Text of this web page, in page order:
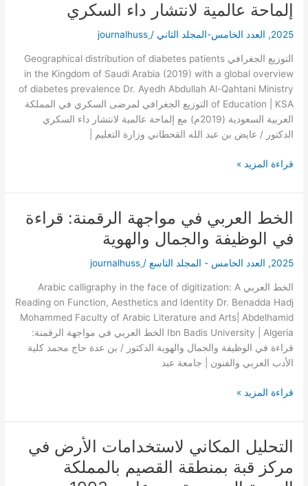
إلماحة عالمية لانتشار داء السكري
2025
, العدد الخامس-المجلد الثاني /
ِjournalhuss
التوزيع الجغرافي Geographical distribution of diabetes patients
in the Kingdom of Saudi Arabia (2019) with a global overview
of diabetes prevalence Dr. Ayedh Abdullah Al-Qahtani Ministry
of Education | KSA التوزيع الجغرافي لمرضى السكري في المملكة
العربية السعودية (2019م) مع إلماحة عالمية لانتشار داء السكري
الدكتور / عايض بن عبد الله القحطاني وزارة التعليم |
السكري
المملكة
العربية
السعودية
(2019م)
مع
إلماحة
عالمية
داء
قراءة المزيد »
الخط العربي في مواجهة الرقمنة: قراءة
في الوظيفة والجمال والهوية
2025
, العدد الخامس - المجلد التاسع /
ِjournalhuss
الخط العربي Arabic calligraphy in the face of digitization: A
Reading on Function, Aesthetics and Identity Dr. Benadda Hadj
Mohammed Faculty of Arabic Literature and Arts| Abdelhamid
Ibn Badis University | Algeria الخط العربي في مواجهة الرقمنة:
قراءة في الوظيفة والجمال والهوية الدكتور / بن عدة حاج محمد كلية
الأدب العربي والفنون | جامعة عبد
الخط
في
مواجهة
قراءة
في
الوظيفة
والجمال
والهوية
قراءة المزيد »
التحليل المكاني لاستخدامات الأرض في
مركز قبة بمنطقة القصيم بالمملكة
التحليل
المكاني
لاستخدامات